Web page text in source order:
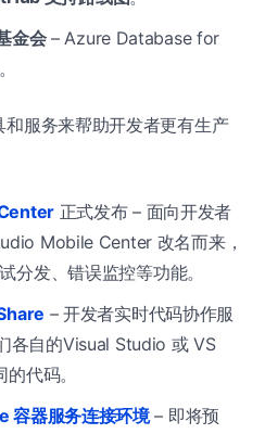
金会– Azure Database for
服务来帮助开发者更有生产
正式发布 – 面向开发者
Mobile Center 改名而来，
分发、错误监控等功能。
– 开发者实时代码协作服
各自的Visual Studio 或 VS
代码。
容器服务连接环境– 即将预